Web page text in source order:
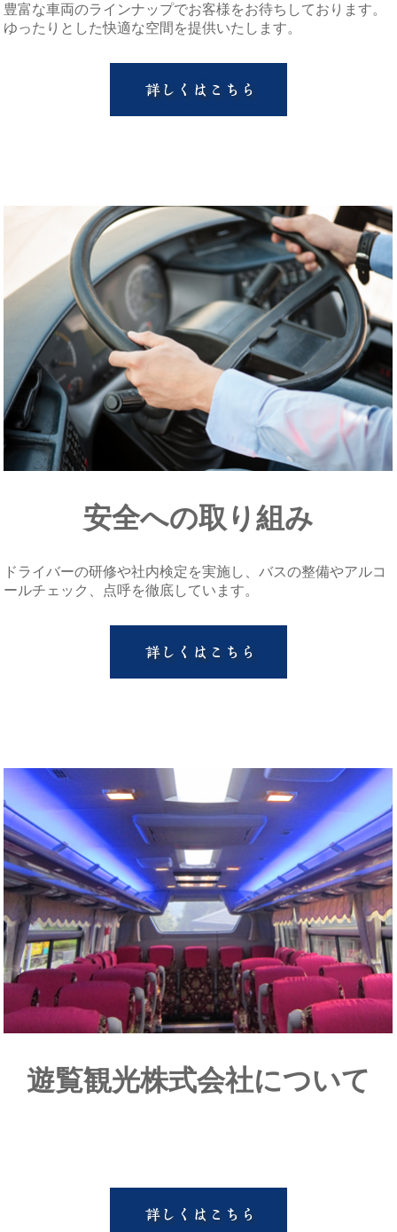
豊富な車両のラインナップでお客様をお待ちしております。
ゆったりとした快適な空間を提供いたします。
安全への取り組み
ドライバーの研修や社内検定を実施し、バスの整備やアルコ
ールチェック、点呼を徹底しています。
遊覧観光株式会社について